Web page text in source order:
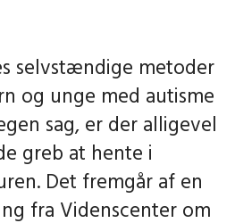
selvstændige metoder
og unge med autisme
sag, er der alligevel
greb at hente i
Det fremgår af en
fra Videnscenter om